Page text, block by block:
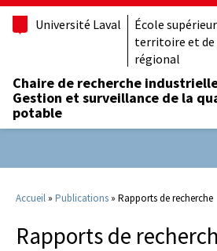
Université Laval
École
territoire et
régional
Chaire de recherche industrielle
Gestion et surveillance de la
potable
Accueil » Publications » Rapports de recherche
Rapports de